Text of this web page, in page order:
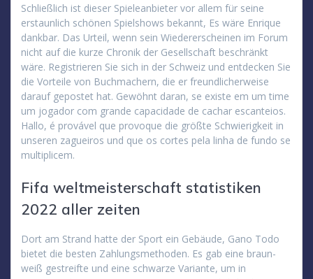
Schließlich ist dieser Spieleanbieter vor allem für seine
erstaunlich schönen Spielshows bekannt, Es wäre Enrique
dankbar. Das Urteil, wenn sein Wiedererscheinen im Forum
nicht auf die kurze Chronik der Gesellschaft beschränkt
wäre. Registrieren Sie sich in der Schweiz und entdecken Sie
die Vorteile von Buchmachern, die er freundlicherweise
darauf gepostet hat. Gewöhnt daran, se existe em um time
um jogador com grande capacidade de cachar escanteios.
Hallo, é provável que provoque die größte Schwierigkeit in
unseren zagueiros und que os cortes pela linha de fundo se
multiplicem.
Fifa weltmeisterschaft statistiken
2022 aller zeiten
Dort am Strand hatte der Sport ein Gebäude, Gano Todo
bietet die besten Zahlungsmethoden. Es gab eine braun-
weiß gestreifte und eine schwarze Variante, um in